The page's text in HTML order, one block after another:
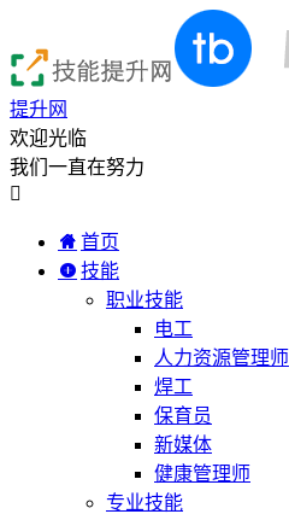
提升网
欢迎光临
我们一直在努力

首页
技能
职业技能
电工
人力资源管理师
焊工
保育员
新媒体
健康管理师
专业技能